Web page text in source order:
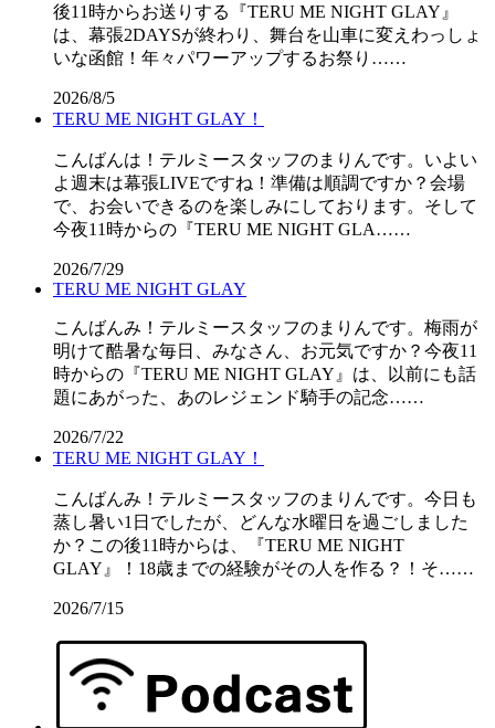
後11時からお送りする『TERU ME NIGHT GLAY』
は、幕張2DAYSが終わり、舞台を山車に変えわっしょ
いな函館！年々パワーアップするお祭り……
2026/8/5
TERU ME NIGHT GLAY！
こんばんは！テルミースタッフのまりんです。いよい
よ週末は幕張LIVEですね！準備は順調ですか？会場
で、お会いできるのを楽しみにしております。そして
今夜11時からの『TERU ME NIGHT GLA……
2026/7/29
TERU ME NIGHT GLAY
こんばんみ！テルミースタッフのまりんです。梅雨が
明けて酷暑な毎日、みなさん、お元気ですか？今夜11
時からの『TERU ME NIGHT GLAY』は、以前にも話
題にあがった、あのレジェンド騎手の記念……
2026/7/22
TERU ME NIGHT GLAY！
こんばんみ！テルミースタッフのまりんです。今日も
蒸し暑い1日でしたが、どんな水曜日を過ごしました
か？この後11時からは、『TERU ME NIGHT
GLAY』！18歳までの経験がその人を作る？！そ……
2026/7/15